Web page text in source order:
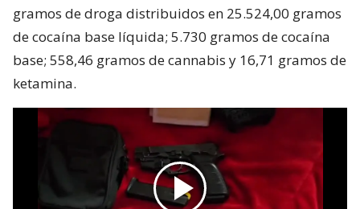
gramos de droga distribuidos en 25.524,00 gramos
de cocaína base líquida; 5.730 gramos de cocaína
base; 558,46 gramos de cannabis y 16,71 gramos de
ketamina.